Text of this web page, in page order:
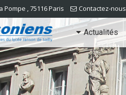
Pompe , 75116 Paris Contactez-nous
Actualités